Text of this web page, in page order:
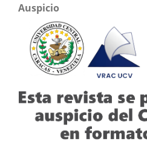
Auspicio